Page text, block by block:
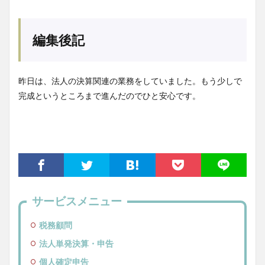
編集後記
昨日は、法人の決算関連の業務をしていました。もう少しで
完成というところまで進んだのでひと安心です。
サービスメニュー
税務顧問
法人単発決算・申告
個人確定申告